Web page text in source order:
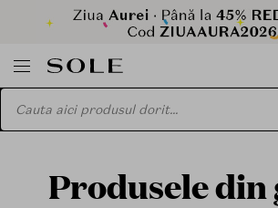
Produsele din